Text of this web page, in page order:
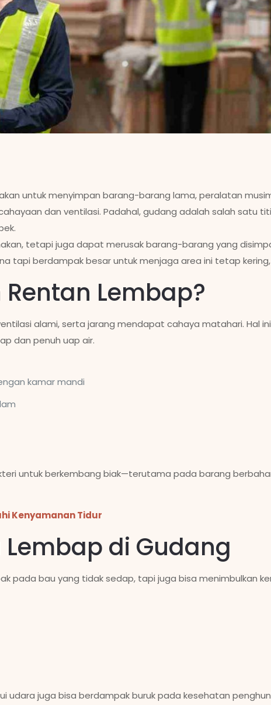
untuk menyimpan barang-barang lama, peralatan
dan ventilasi. Padahal, gudang adalah salah satu
tetapi juga dapat merusak barang-barang yang
tapi berdampak besar untuk menjaga area ini tetap
Lembap?
alami, serta jarang mendapat cahaya matahari. Hal
dan penuh uap air.
kamar mandi
untuk berkembang biak—terutama pada barang
Kenyamanan Tidur
di Gudang
pada bau yang tidak sedap, tapi juga bisa menimbulkan
udara juga bisa berdampak buruk pada kesehatan